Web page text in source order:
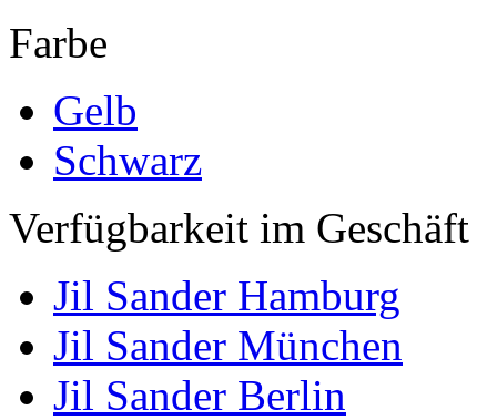
Farbe
Gelb
Schwarz
Verfügbarkeit im Geschäft
Jil Sander Hamburg
Jil Sander München
Jil Sander Berlin